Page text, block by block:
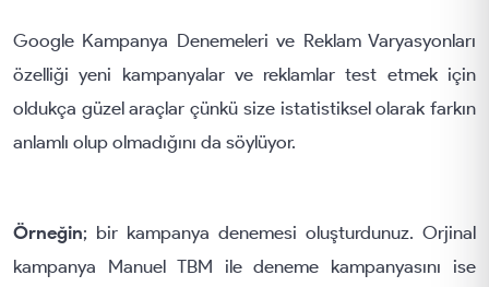
Google Kampanya Denemeleri ve Reklam Varyasyonları
özelliği yeni kampanyalar ve reklamlar test etmek için
oldukça güzel araçlar çünkü size istatistiksel olarak farkın
anlamlı olup olmadığını da söylüyor.
Örneğin; bir kampanya denemesi oluşturdunuz. Orjinal
kampanya Manuel TBM ile deneme kampanyasını ise